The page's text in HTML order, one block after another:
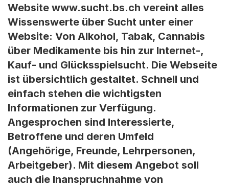
Website www.sucht.bs.ch vereint alles
Wissenswerte über Sucht unter einer
Website: Von Alkohol, Tabak, Cannabis
über Medikamente bis hin zur Internet-,
Kauf- und Glücksspielsucht. Die Webseite
ist übersichtlich gestaltet. Schnell und
einfach stehen die wichtigsten
Informationen zur Verfügung.
Angesprochen sind Interessierte,
Betroffene und deren Umfeld
(Angehörige, Freunde, Lehrpersonen,
Arbeitgeber). Mit diesem Angebot soll
auch die Inanspruchnahme von